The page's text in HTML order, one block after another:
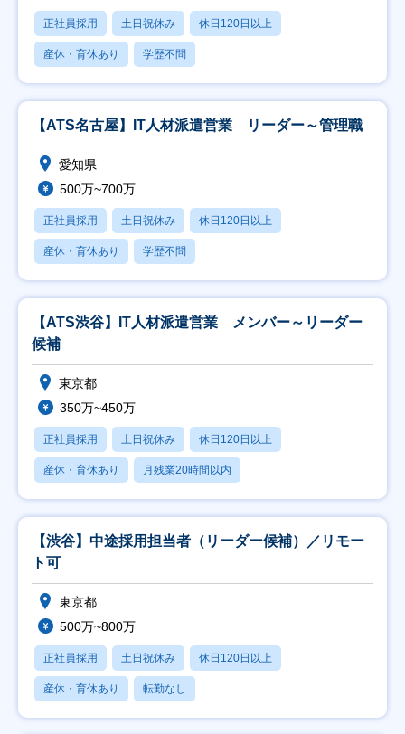
正社員採用 土日祝休み 休日120日以上
産休・育休あり 学歴不問
【ATS名古屋】IT人材派遣営業 リーダー～管理職
愛知県
500万~700万
正社員採用 土日祝休み 休日120日以上
産休・育休あり 学歴不問
【ATS渋谷】IT人材派遣営業 メンバー～リーダー
候補
東京都
350万~450万
正社員採用 土日祝休み 休日120日以上
産休・育休あり 月残業20時間以内
【渋谷】中途採用担当者（リーダー候補）／リモー
ト可
東京都
500万~800万
正社員採用 土日祝休み 休日120日以上
産休・育休あり 転勤なし